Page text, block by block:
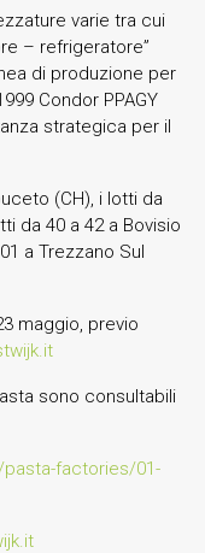
varie tra cui
– refrigeratore”
di produzione per
Condor PPAGY
strategica per il
(CH), i lotti da
da 40 a 42 a Bovisio
a Trezzano Sul
maggio, previo
sono consultabili
factories/01-